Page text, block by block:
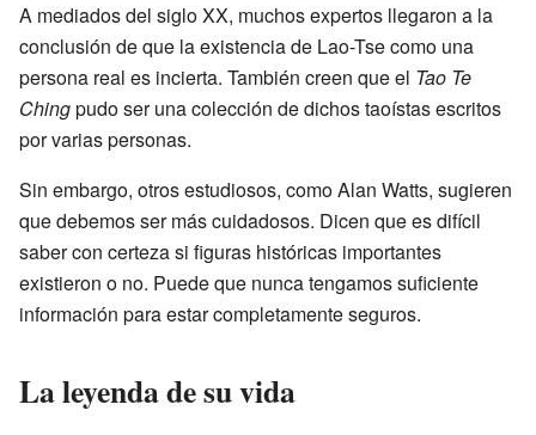
A mediados del siglo XX, muchos expertos llegaron a la
conclusión de que la existencia de Lao-Tse como una
persona real es incierta. También creen que el Tao Te
Chingpudo ser una colección de dichos taoístas escritos
por varias personas.
Sin embargo, otros estudiosos, como Alan Watts, sugieren
que debemos ser más cuidadosos. Dicen que es difícil
saber con certeza si figuras históricas importantes
existieron o no. Puede que nunca tengamos suficiente
información para estar completamente seguros.
La leyenda de su vida